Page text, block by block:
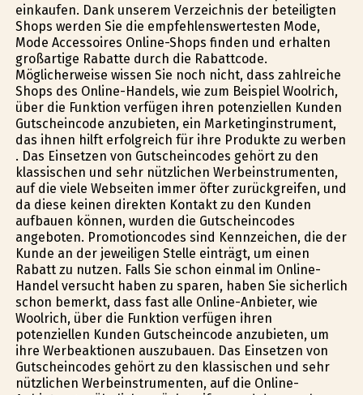
einkaufen. Dank unserem Verzeichnis der beteiligten
Shops werden Sie die empfehlenswertesten Mode,
Mode Accessoires Online-Shops finden und erhalten
großartige Rabatte durch die Rabattcode.
Möglicherweise wissen Sie noch nicht, dass zahlreiche
Shops des Online-Handels, wie zum Beispiel Woolrich,
über die Funktion verfügen ihren potenziellen Kunden
Gutscheincode anzubieten, ein Marketinginstrument,
das ihnen hilft erfolgreich für ihre Produkte zu werben
. Das Einsetzen von Gutscheincodes gehört zu den
klassischen und sehr nützlichen Werbeinstrumenten,
auf die viele Webseiten immer öfter zurückgreifen, und
da diese keinen direkten Kontakt zu den Kunden
aufbauen können, wurden die Gutscheincodes
angeboten. Promotioncodes sind Kennzeichen, die der
Kunde an der jeweiligen Stelle einträgt, um einen
Rabatt zu nutzen. Falls Sie schon einmal im Online-
Handel versucht haben zu sparen, haben Sie sicherlich
schon bemerkt, dass fast alle Online-Anbieter, wie
Woolrich, über die Funktion verfügen ihren
potenziellen Kunden Gutscheincode anzubieten, um
ihre Werbeaktionen auszubauen. Das Einsetzen von
Gutscheincodes gehört zu den klassischen und sehr
nützlichen Werbeinstrumenten, auf die Online-